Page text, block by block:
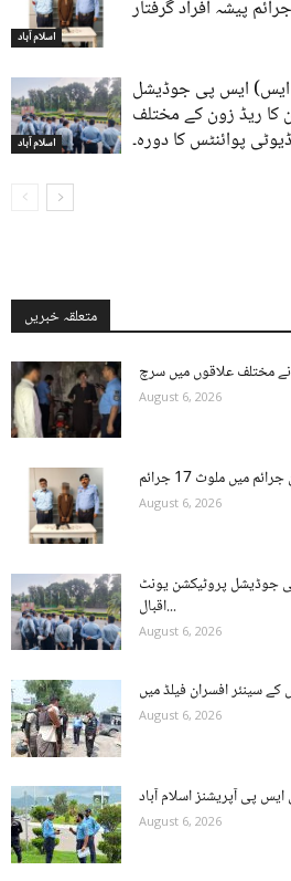
اسلام آباد
جرائم پیشہ افراد گرفتار
اسلام آباد
ایس) ایس پی جوڈیشل
کا ریڈ زون کے مختلف
ڈیوٹی پوائنٹس کا دورہ۔
متعلقہ خبریں
August 6, 2026
August 6, 2026
جوڈیشل پروٹیکشن یونٹ
اقبال...
August 6, 2026
August 6, 2026
August 6, 2026